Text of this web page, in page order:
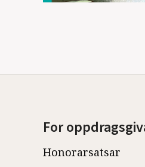
For
Honorarsatsar